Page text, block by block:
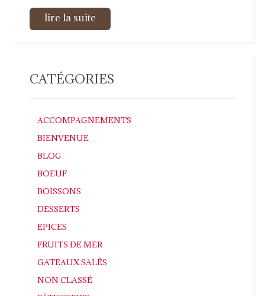
lire la suite
CATÉGORIES
ACCOMPAGNEMENTS
BIENVENUE
BLOG
BOEUF
BOISSONS
DESSERTS
EPICES
FRUITS DE MER
GATEAUX SALÉS
NON CLASSÉ